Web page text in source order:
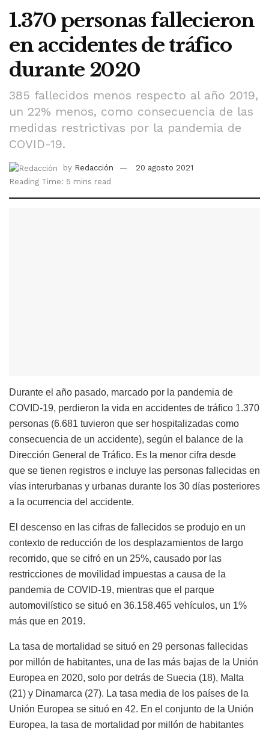
1.370 personas fallecieron
en accidentes de tráfico
durante 2020
385 fallecidos menos respecto al año 2019,
un 22% menos, como consecuencia de las
medidas restrictivas por la pandemia de
COVID-19.
by Redacción
20 agosto 2021
Reading Time: 5 mins read
Durante el año pasado, marcado por la pandemia de
COVID-19, perdieron la vida en accidentes de tráfico 1.370
personas (6.681 tuvieron que ser hospitalizadas como
consecuencia de un accidente), según el balance de la
Dirección General de Tráfico. Es la menor cifra desde
que se tienen registros e incluye las personas fallecidas en
vías interurbanas y urbanas durante los 30 días posteriores
a la ocurrencia del accidente.
El descenso en las cifras de fallecidos se produjo en un
contexto de reducción de los desplazamientos de largo
recorrido, que se cifró en un 25%, causado por las
restricciones de movilidad impuestas a causa de la
pandemia de COVID-19, mientras que el parque
automovilístico se situó en 36.158.465 vehículos, un 1%
más que en 2019.
La tasa de mortalidad se situó en 29 personas fallecidas
por millón de habitantes, una de las más bajas de la Unión
Europea en 2020, solo por detrás de Suecia (18), Malta
(21) y Dinamarca (27). La tasa media de los países de la
Unión Europea se situó en 42. En el conjunto de la Unión
Europea, la tasa de mortalidad por millón de habitantes